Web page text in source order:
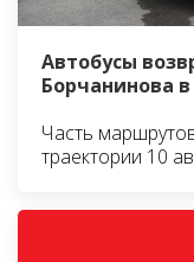
Автобусы
Борчанинова
Часть
траектории 10